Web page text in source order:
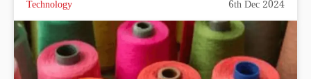
Technology 6th Dec 2024